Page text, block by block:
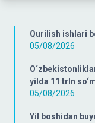
Qurilish ishlari
05/08/2026
yilda 11 trln
05/08/2026
Yil boshidan